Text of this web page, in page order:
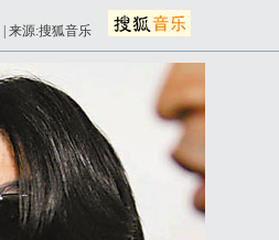
| 来源:搜狐音乐